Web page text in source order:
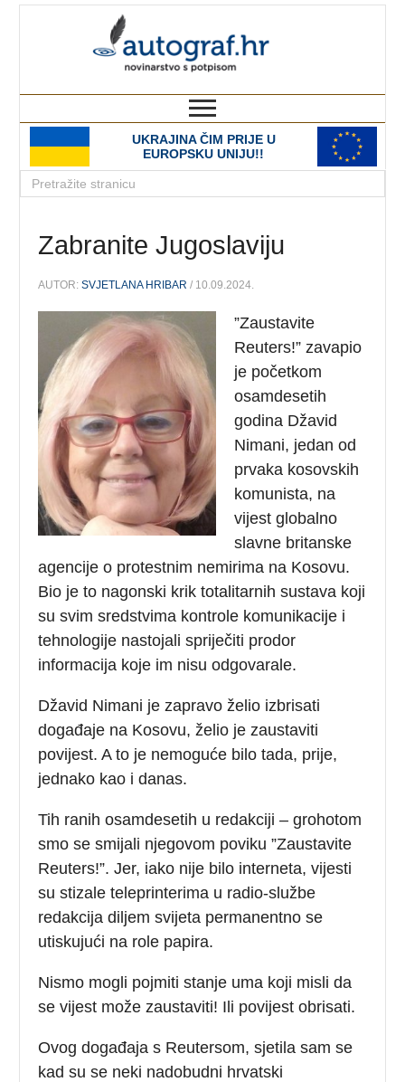
UKRAJINA ČIM PRIJE U
EUROPSKU UNIJU!!
Zabranite Jugoslaviju
AUTOR:SVJETLANA HRIBAR / 10.09.2024.
”Zaustavite
Reuters!” zavapio
je početkom
osamdesetih
godina Džavid
Nimani, jedan od
prvaka kosovskih
komunista, na
vijest globalno
slavne britanske
agencije o protestnim nemirima na Kosovu.
Bio je to nagonski krik totalitarnih sustava koji
su svim sredstvima kontrole komunikacije i
tehnologije nastojali spriječiti prodor
informacija koje im nisu odgovarale.
Džavid Nimani je zapravo želio izbrisati
događaje na Kosovu, želio je zaustaviti
povijest. A to je nemoguće bilo tada, prije,
jednako kao i danas.
Tih ranih osamdesetih u redakciji – grohotom
smo se smijali njegovom poviku ”Zaustavite
Reuters!”. Jer, iako nije bilo interneta, vijesti
su stizale teleprinterima u radio-službe
redakcija diljem svijeta permanentno se
utiskujući na role papira.
Nismo mogli pojmiti stanje uma koji misli da
se vijest može zaustaviti! Ili povijest obrisati.
Ovog događaja s Reutersom, sjetila sam se
kad su se neki nadobudni hrvatski